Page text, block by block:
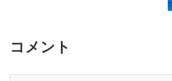
コメント